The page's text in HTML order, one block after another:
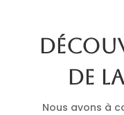
de
Nous avons à